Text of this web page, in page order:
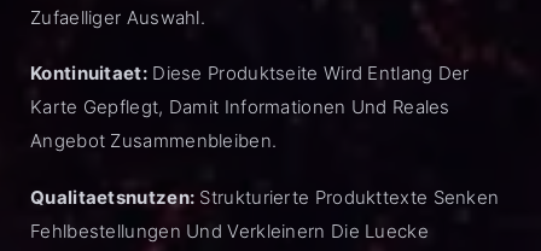
Zufaelliger Auswahl.
Kontinuitaet:Diese Produktseite Wird Entlang Der
Karte Gepflegt, Damit Informationen Und Reales
Angebot Zusammenbleiben.
Qualitaetsnutzen: Strukturierte Produkttexte Senken
Fehlbestellungen Und Verkleinern Die Luecke